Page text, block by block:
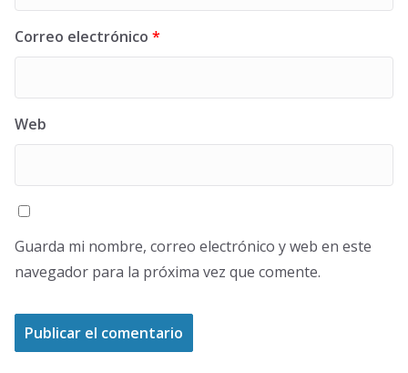
Correo electrónico *
Web
Guarda mi nombre, correo electrónico y web en este
navegador para la próxima vez que comente.